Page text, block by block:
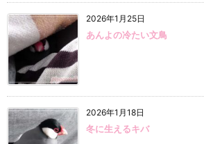
2026年1月25日
あんよの冷たい文鳥
2026年1月18日
冬に生えるキバ